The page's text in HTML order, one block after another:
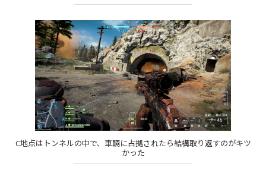
C地点はトンネルの中で、車輛に占拠されたら結構取り返すのがキツ
かった